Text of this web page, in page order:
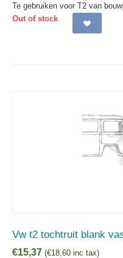
Te gebruiken voor T2 van
Out of stock
Vw t2 tochtruit blank
€15,37 (€18,60 inc tax)